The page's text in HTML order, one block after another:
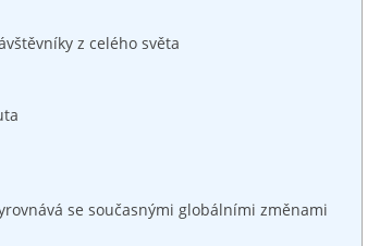
z celého světa
se ⁣současnými globálními změnami